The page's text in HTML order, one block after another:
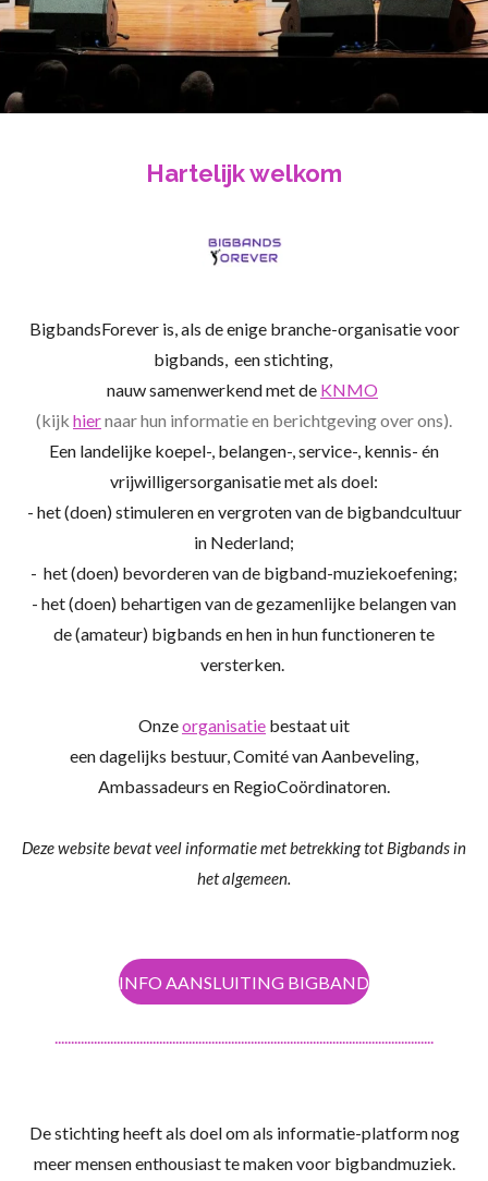
Hartelijk welkom
BigbandsForever is, als de enige branche-organisatie voor
bigbands, een stichting,
nauw samenwerkend met de KNMO
(kijk hiernaar hun informatie en berichtgeving over ons).
Een landelijke koepel-, belangen-, service-, kennis- én
vrijwilligersorganisatie met als doel:
- het (doen) stimuleren en vergroten van de bigbandcultuur
in Nederland;
- het (doen) bevorderen van de bigband-muziekoefening;
- het (doen) behartigen van de gezamenlijke belangen van
de (amateur) bigbands en hen in hun functioneren te
versterken.
Onzeorganisatie bestaat uit
een dagelijks bestuur, Comité van Aanbeveling,
Ambassadeurs en RegioCoördinatoren.
Deze website bevat veel informatie met betrekking tot Bigbands in
het algemeen.
INFO AANSLUITING BIGBAND
....................................................................................................................
De stichting heeft als doel om als informatie-platform nog
meer mensen enthousiast te maken voor bigbandmuziek.